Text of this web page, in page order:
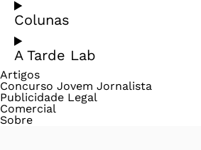
Colunas
A Tarde Lab
Artigos
Concurso Jovem Jornalista
Publicidade Legal
Comercial
Sobre